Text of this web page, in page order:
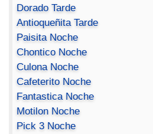
Dorado Tarde
Antioqueñita Tarde
Paisita Noche
Chontico Noche
Culona Noche
Cafeterito Noche
Fantastica Noche
Motilon Noche
Pick 3 Noche